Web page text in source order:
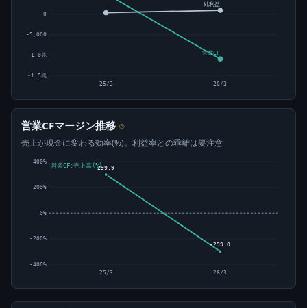
-1.5兆
-1.0兆
-5,000
0
営業CF
純利益
25/3 26/3
営業CFマージン推移 ⊙
売上が現金に変わる効率(%)。利益率との乖離は要注意
-400%
-200%
0%
200%
400%
299.9
25/3
-299.0
26/3
営業CF÷売上高(%)